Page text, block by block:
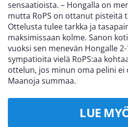
sensaatioista. – Hongalla on
mutta RoPS on ottanut pisteitä
Ottelusta tulee tarkka ja
maksimissaan kolme. Sanon
vuoksi sen menevän Hongalle
sympatioita vielä RoPS:aa
ottelun, jos minun oma pelini ei
Maanoja summaa.
LUE